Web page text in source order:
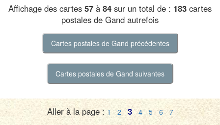
Affichage des cartes 57 à 84 sur un total de : 183 cartes
postales de Gand autrefois
Aller à la page : 1 - 2 -3-4- 5-6 - 7